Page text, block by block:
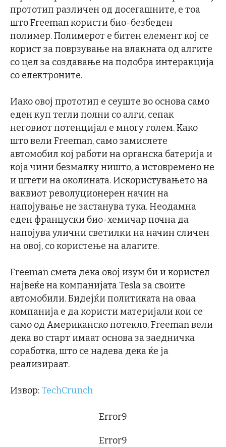
прототип различен од досегашните, е тоа
што Freeman користи био-безбеден
полимер. Полимерот е битен елемент кој се
корист за поврзување на влакната од алгите
со цел за создавање на подобра интеракција
со електроните.
Иако овој прототип е сеуште во основа само
еден куп тегли полни со алги, сепак
неговиот потенцијал е многу голем. Како
што вели Freeman, само замислете
автомобил кој работи на органска батерија и
која чини безмалку ништо, а истовремено не
и штети на околината. Искористувањето на
ваквиот револуционерен начин на
напојување не застанува тука. Неодамна
еден француски био-хемичар почна да
напојува улични светилки на начин сличен
на овој, со користење на алагите.
Freeman смета дека овој изум би и користел
највеќе на компанијата Tesla за своите
автомобили. Бидејќи политиката на оваа
компанија е да користи материјали кои се
само од Американско потекло, Freeman вели
дека во старт имаат основа за заедничка
соработка, што се надева дека ќе ја
реализираат.
Извор: TechCrunch
Error9
Error9